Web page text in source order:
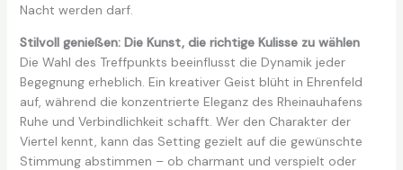
Nacht werden darf.
Stilvoll genießen: Die Kunst, die richtige Kulisse zu wählen
Die Wahl des Treffpunkts beeinflusst die Dynamik jeder
Begegnung erheblich. Ein kreativer Geist blüht in Ehrenfeld
auf, während die konzentrierte Eleganz des Rheinauhafens
Ruhe und Verbindlichkeit schafft. Wer den Charakter der
Viertel kennt, kann das Setting gezielt auf die gewünschte
Stimmung abstimmen – ob charmant und verspielt oder